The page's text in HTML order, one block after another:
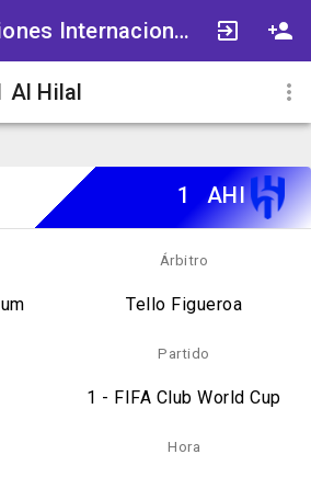
Competiciones Internacionales
Al Hilal
1AHI
Árbitro
Tello Figueroa
Partido
1 - FIFA Club World Cup
Hora